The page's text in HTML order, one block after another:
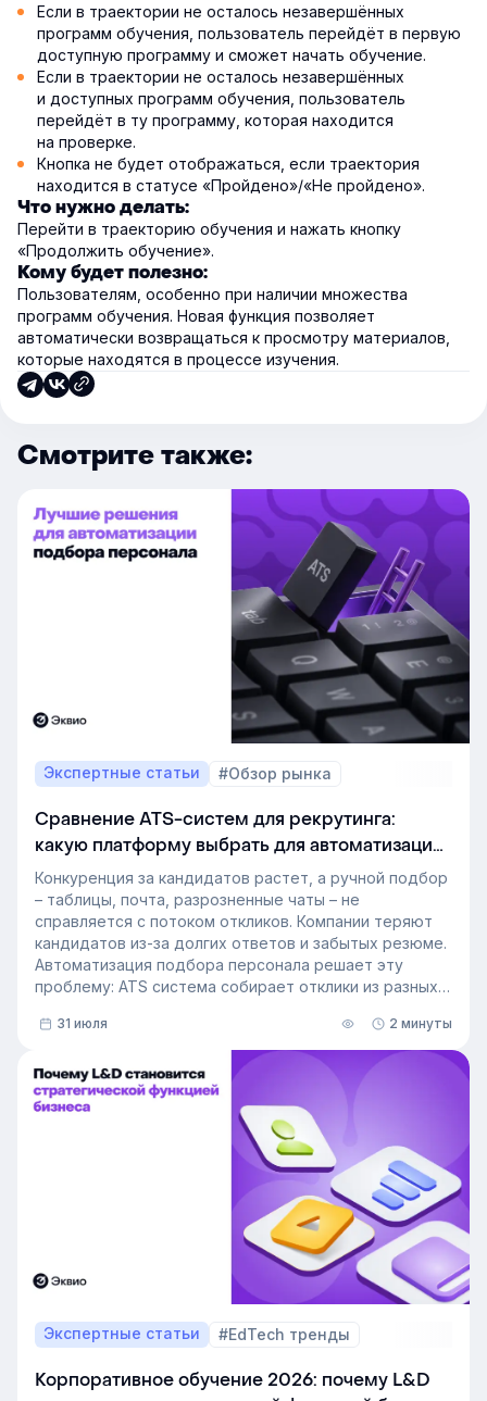
Если в траектории не осталось незавершённых
программ обучения, пользователь перейдёт в первую
доступную программу и сможет начать обучение.
Если в траектории не осталось незавершённых
и доступных программ обучения, пользователь
перейдёт в ту программу, которая находится
на проверке.
Кнопка не будет отображаться, если траектория
находится в статусе «Пройдено»/«Не пройдено».
Что нужно делать:
Перейти в траекторию обучения и нажать кнопку
«Продолжить обучение».
Кому будет полезно:
Пользователям, особенно при наличии множества
программ обучения. Новая функция позволяет
автоматически возвращаться к просмотру материалов,
которые находятся в процессе изучения.
Смотрите также:
Экспертные статьи #Обзор рынка
Сравнение ATS-систем для рекрутинга:
какую платформу выбрать для автоматизации
подбора персонала
Конкуренция за кандидатов растет, а ручной подбор
– таблицы, почта, разрозненные чаты – не
справляется с потоком откликов. Компании теряют
кандидатов из-за долгих ответов и забытых резюме.
Автоматизация подбора персонала решает эту
проблему: ATS система собирает отклики из разных
снимает с рекрутера рутину. Сегодня программа для
рекрутинга – это базовый инструмент для быстрого
и системного закрытия вакансий.
31 июля 2 минуты
Экспертные статьи #EdTech тренды
Корпоративное обучение 2026: почему L&D